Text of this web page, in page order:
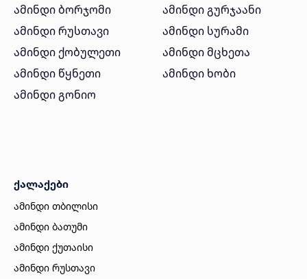
ამინდი ბორჯომი
ამინდი გურჯაანი
ამინდი რუსთავი
ამინდი სურამი
ამინდი ქობულეთი
ამინდი მცხეთა
ამინდი წყნეთი
ამინდი ხობი
ამინდი გონიო
ქალაქები
ამინდი თბილისი
ამინდი ბათუმი
ამინდი ქუთაისი
ამინდი რუსთავი